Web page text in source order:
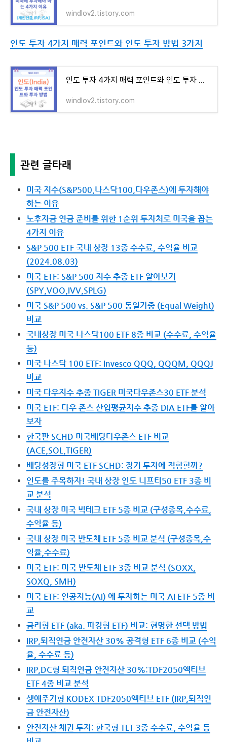
windlov2.tistory.com
인도 투자 4가지 매력 포인트와 인도 투자 방법 3가지
인도 투자 4가지 매력 포인트와 인도 투자 방법 3가지
windlov2.tistory.com
관련 글타래
미국 지수(S&P500,나스닥100,다우존스)에 투자해야
하는 이유
노후자금 연금 준비를 위한 1순위 투자처로 미국을 꼽는
4가지 이유
S&P 500 ETF 국내 상장 13종 수수료, 수익율 비교
(2024.08.03)
미국 ETF: S&P 500 지수 추종 ETF 알아보기
(SPY,VOO,IVV,SPLG)
미국 S&P 500 vs. S&P 500 동일가중 (Equal Weight)
비교
국내상장 미국 나스닥100 ETF 8종 비교 (수수료, 수익율
등)
미국 나스닥 100 ETF: Invesco QQQ, QQQM, QQQJ
비교
미국 다우지수 추종 TIGER 미국다우존스30 ETF 분석
미국 ETF: 다우 존스 산업평균지수 추종 DIA ETF를 알아
보자
한국판 SCHD 미국배당다우존스 ETF 비교
(ACE,SOL,TIGER)
배당성장형 미국 ETF SCHD: 장기 투자에 적합할까?
인도를 주목하자! 국내 상장 인도 니프티50 ETF 3종 비
교 분석
국내 상장 미국 빅테크 ETF 5종 비교 (구성종목,수수료,
수익율 등)
국내 상장 미국 반도체 ETF 5종 비교 분석 (구성종목,수
익율,수수료)
미국 ETF: 미국 반도체 ETF 3종 비교 분석 (SOXX,
SOXQ, SMH)
미국 ETF: 인공지능(AI) 에 투자하는 미국 AI ETF 5종 비
교
금리형 ETF (aka. 파킹형 ETF) 비교: 현명한 선택 방법
IRP,퇴직연금 안전자산 30% 공격형 ETF 6종 비교 (수익
율, 수수료 등)
IRP,DC형 퇴직연금 안전자산 30%:TDF2050액티브
ETF 4종 비교 분석
생애주기형 KODEX TDF2050액티브 ETF (IRP,퇴직연
금 안전자산)
안전자산 채권 투자: 한국형 TLT 3종 수수료, 수익율 등